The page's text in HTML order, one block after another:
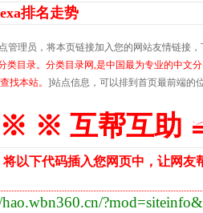
排名走势
管理员，将本页链接加入您的网站友情链接
类目录。分类目录网,是中国最为专业的中
找本站。 ]站点信息，可以排到首页最前端的
※ 互帮互助
将以下代码插入您网页中，让网友